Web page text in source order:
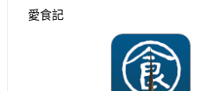
愛食記